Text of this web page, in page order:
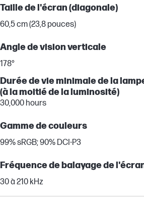
Taille de l'écran (diagonale)
60,5 cm (23,8 pouces)
Angle de vision verticale
178°
Durée de vie minimale de la
(à la moitié de la luminosité)
30,000 hours
Gamme de couleurs
99% sRGB; 90% DCI-P3
Fréquence de balayage de
30 à 210 kHz